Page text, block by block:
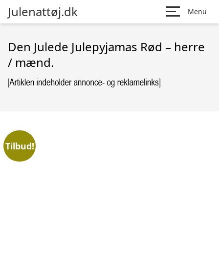
Julenattøj.dk Menu
Den Julede Julepyjamas Rød – herre
/ mænd.
Tilbud!